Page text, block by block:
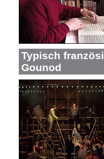
Typisch
Gounod